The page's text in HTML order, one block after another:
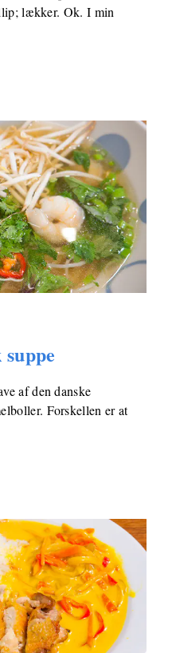
lækker. Ok. I min
af den danske
Forskellen er at